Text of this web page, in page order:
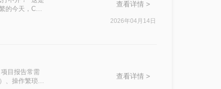
的今天，CAD
查看详情 >
2026年04月14日
目报告常需
、操作繁琐
查看详情 >